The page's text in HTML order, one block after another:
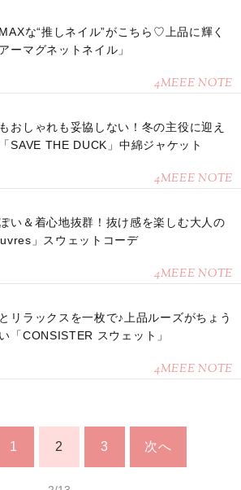
な“推しネイル”がこちら♡上品に輝く
アーマグネットネイル」
4MEEE NOTE
おしゃれも妥協しない！冬の主役に迎え
SAVE THE DUCK」中綿ジャケット
4MEEE NOTE
い＆着心地抜群！抜け感を楽しむ大人の
」スウェットコーデ
4MEEE NOTE
リラックスを一枚で♪上品ルーズがちょう
「CONSISTER スウェット」
4MEEE NOTE
1 2 3 次へ